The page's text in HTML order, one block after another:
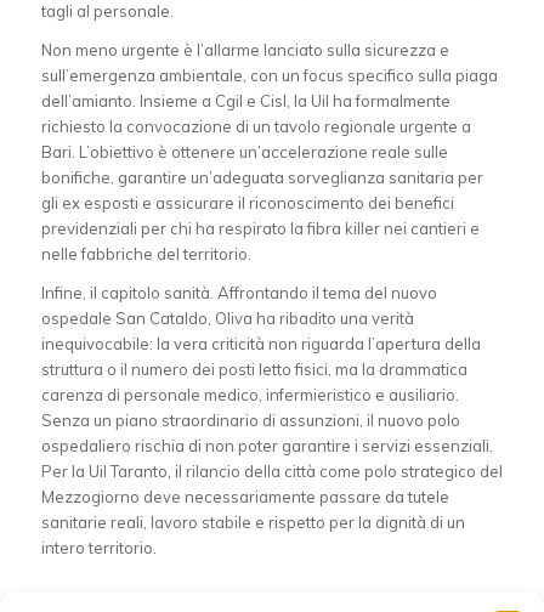
tagli al personale.
Non meno urgente è l’allarme lanciato sulla sicurezza e
sull’emergenza ambientale, con un focus specifico sulla piaga
dell’amianto. Insieme a Cgil e Cisl, la Uil ha formalmente
richiesto la convocazione di un tavolo regionale urgente a
Bari. L’obiettivo è ottenere un’accelerazione reale sulle
bonifiche, garantire un’adeguata sorveglianza sanitaria per
gli ex esposti e assicurare il riconoscimento dei benefici
previdenziali per chi ha respirato la fibra killer nei cantieri e
nelle fabbriche del territorio.
Infine, il capitolo sanità. Affrontando il tema del nuovo
ospedale San Cataldo, Oliva ha ribadito una verità
inequivocabile: la vera criticità non riguarda l’apertura della
struttura o il numero dei posti letto fisici, ma la drammatica
carenza di personale medico, infermieristico e ausiliario.
Senza un piano straordinario di assunzioni, il nuovo polo
ospedaliero rischia di non poter garantire i servizi essenziali.
Per la Uil Taranto, il rilancio della città come polo strategico del
Mezzogiorno deve necessariamente passare da tutele
sanitarie reali, lavoro stabile e rispetto per la dignità di un
intero territorio.